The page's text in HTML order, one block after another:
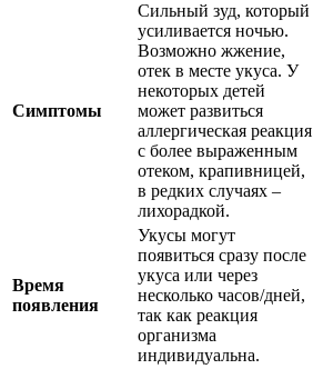
Симптомы
Сильный зуд, который
усиливается ночью.
Возможно жжение,
отек в месте укуса. У
некоторых детей
может развиться
аллергическая реакция
с более выраженным
отеком, крапивницей,
в редких случаях –
лихорадкой.
Время
появления
Укусы могут
появиться сразу после
укуса или через
несколько часов/дней,
так как реакция
организма
индивидуальна.